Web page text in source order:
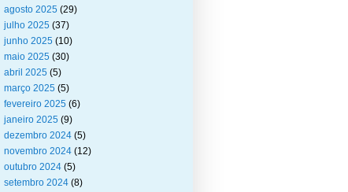
agosto 2025 (29)
julho 2025 (37)
junho 2025 (10)
maio 2025 (30)
abril 2025 (5)
março 2025 (5)
fevereiro 2025 (6)
janeiro 2025 (9)
dezembro 2024 (5)
novembro 2024 (12)
outubro 2024 (5)
setembro 2024 (8)